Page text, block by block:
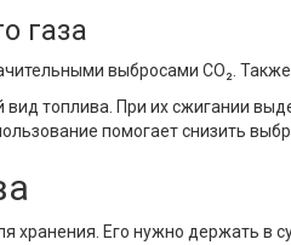
газа
выбросами CO₂.
топлива. При их сжигании
помогает снизить
хранения. Его нужно держать в